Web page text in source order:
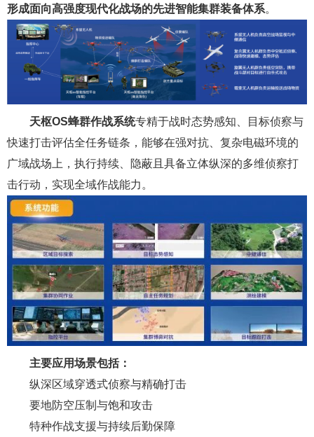
形成面向高强度现代化战场的先进智能集群装备体系。
天枢OS蜂群作战系统专精于战时态势感知、目标侦察与
快速打击评估全任务链条，能够在强对抗、复杂电磁环境的
广域战场上，执行持续、隐蔽且具备立体纵深的多维侦察打
击行动，实现全域作战能力。
主要应用场景包括：
纵深区域穿透式侦察与精确打击
要地防空压制与饱和攻击
特种作战支援与持续后勤保障